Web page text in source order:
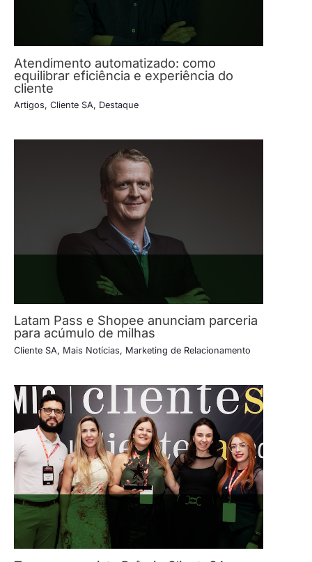
Atendimento automatizado: como
equilibrar eficiência e experiência do
cliente
Artigos, Cliente SA, Destaque
Latam Pass e Shopee anunciam parceria
para acúmulo de milhas
Cliente SA, Mais Notícias, Marketing de Relacionamento